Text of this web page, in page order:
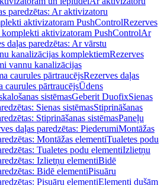
paredzētas: Ar aktivizatoru
aktivizatoram PushControlRezerves
komplekti aktivizatoram PushControlAr
daļas paredzētas: Ar vārstu
kanalizācijas komplektiemRezerves
vannu kanalizācijas
caurules pārtraucējsRezerves daļas
caurules pārtraucējsŪdens
sistēmasGeberit DuofixSienas
Sienas sistēmasStiprināšanas
Stiprināšanas sistēmasPaneļu
daļas paredzētas: PiederumiMontāžas
Montāžas elementiTualetes podu
Tualetes podu elementiIzlietņu
Izlietņu elementiBidē
Bidē elementiPisuāru
Pisuāru elementiElementi dušām